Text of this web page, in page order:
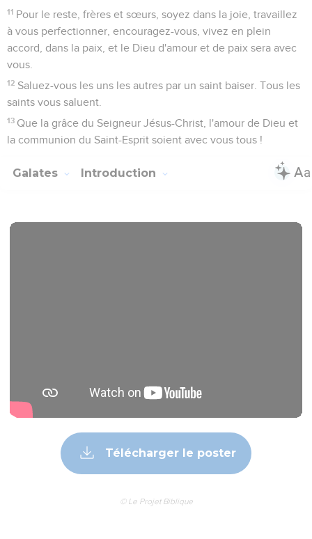
11 Pour le reste, frères et sœurs, soyez dans la joie, travaillez
à vous perfectionner, encouragez-vous, vivez en plein
accord, dans la paix, et le Dieu d'amour et de paix sera avec
vous.
12 Saluez-vous les uns les autres par un saint baiser. Tous les
saints vous saluent.
13 Que la grâce du Seigneur Jésus-Christ, l'amour de Dieu et
la communion du Saint-Esprit soient avec vous tous !
Galates Introduction
Télécharger le poster
© Le Projet Biblique